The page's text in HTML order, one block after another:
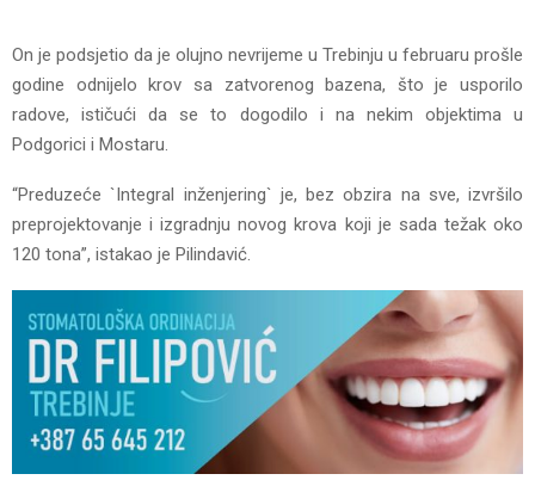
On je podsjetio da je olujno nevrijeme u Trebinju u februaru prošle
godine odnijelo krov sa zatvorenog bazena, što je usporilo
radove, ističući da se to dogodilo i na nekim objektima u
Podgorici i Mostaru.
“Preduzeće `Integral inženjering` je, bez obzira na sve, izvršilo
preprojektovanje i izgradnju novog krova koji je sada težak oko
120 tona”, istakao je Pilindavić.